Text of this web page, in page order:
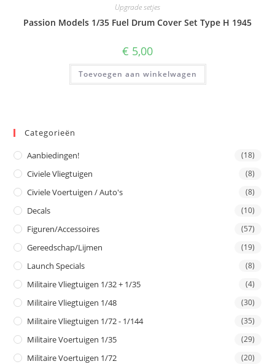
Upgrade setjes
Passion Models 1/35 Fuel Drum Cover Set Type H 1945
€ 5,00
Toevoegen aan winkelwagen
Categorieën
Aanbiedingen! (18)
Civiele Vliegtuigen (8)
Civiele Voertuigen / Auto's (8)
Decals (10)
Figuren/Accessoires (57)
Gereedschap/Lijmen (19)
Launch Specials (8)
Militaire Vliegtuigen 1/32 + 1/35 (4)
Militaire Vliegtuigen 1/48 (30)
Militaire Vliegtuigen 1/72 - 1/144 (35)
Militaire Voertuigen 1/35 (29)
Militaire Voertuigen 1/72 (20)